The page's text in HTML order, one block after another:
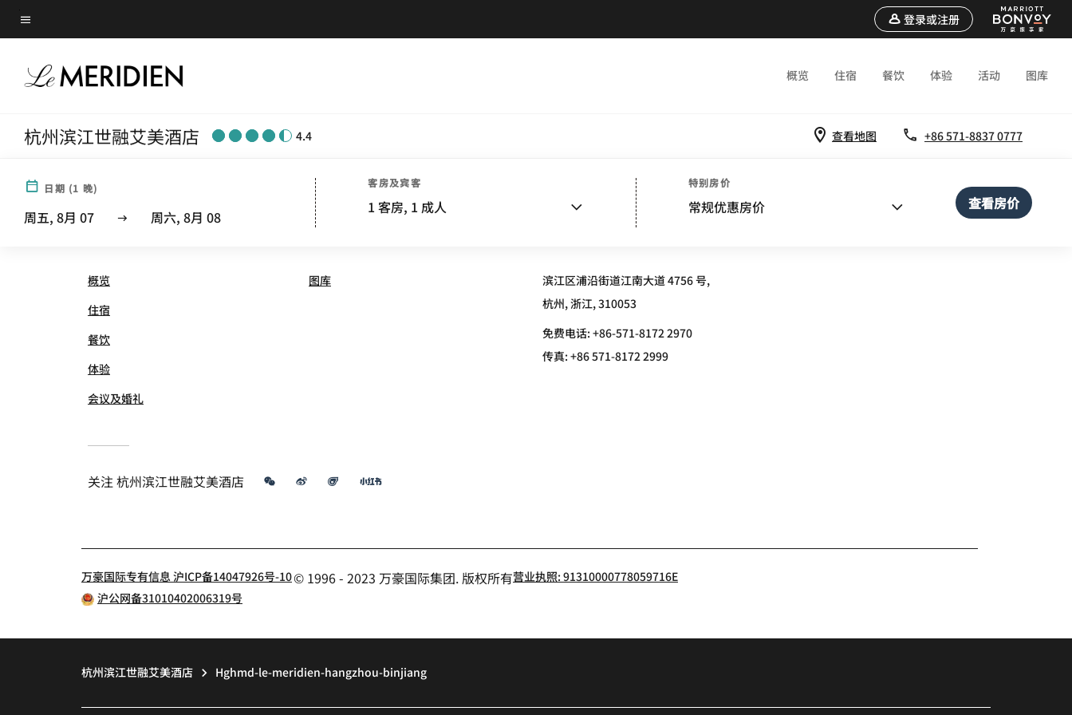
Skip
to
content
菜单文本
登录或注册
概览 住宿 餐饮 体验 活动 图库
杭州滨江世融艾美酒店 4.4 查看地图 +86 571-8837 0777
日期 (1 晚)
周五, 8月 07 周六, 8月 08
客房及宾客
1 客房, 1 成人
特别房价
常规优惠房价 查看房价
LE MÉRIDIEN® HANGZHOU, BINJIANG
概览
住宿
餐饮
体验
会议及婚礼
图库
滨江区浦沿街道江南大道 4756 号,
杭州, 浙江, 310053
免费电话:+86-571-8172 2970
传真:+86 571-8172 2999
关注杭州滨江世融艾美酒店 微信 微博 飞猪 小红书
万豪国际专有信息 沪ICP备14047926号-10© 1996 - 2023 万豪国际集团. 版权所有营业执照: 91310000778059716E
沪公网备31010402006319号
杭州滨江世融艾美酒店 Hghmd-le-meridien-hangzhou-binjiang